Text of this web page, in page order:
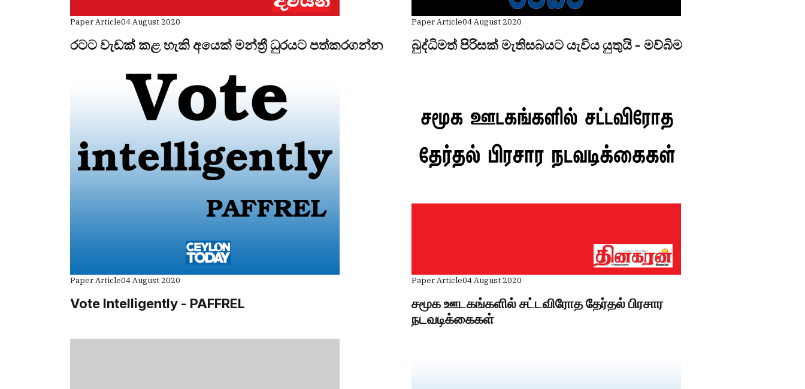
Paper Article04 August 2020
රටට වැඩක් කළ හැකි අයෙක් මන්ත්‍රී ධුරයට පත්කරගන්න
Paper Article04 August 2020
බුද්ධිමත් පිරිසක් මැතිසබයට යැවිය යුතුයි - මව්බිම
Paper Article04 August 2020
Vote Intelligently - PAFFREL
Paper Article04 August 2020
சமூக ஊடகங்களில் சட்டவிரோத தேர்தல் பிரசார
நடவடிக்கைகள்